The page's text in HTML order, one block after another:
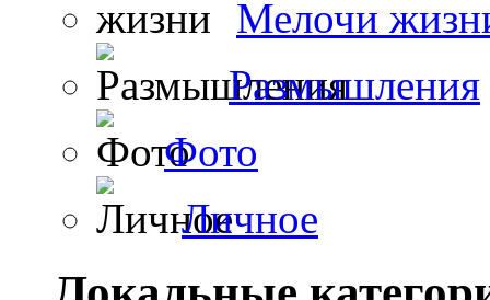
Мелочи
Размышления
Фото
Личное